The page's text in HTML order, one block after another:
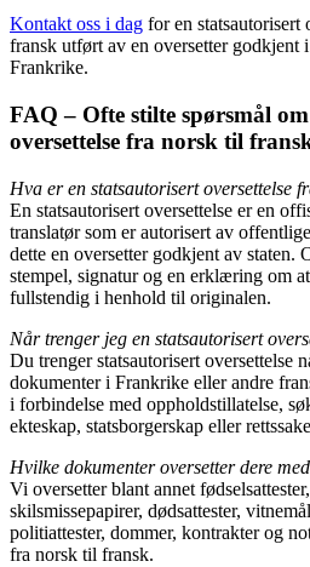
Kontakt oss i dag for en statsautorisert
fransk utført av en oversetter godkjent
Frankrike.
FAQ – Ofte stilte spørsmål
oversettelse fra norsk til
Hva er en statsautorisert oversettelse
En statsautorisert oversettelse er en
translatør som er autorisert av
dette en oversetter godkjent av staten.
stempel, signatur og en erklæring om
fullstendig i henhold til originalen.
Når trenger jeg en statsautorisert
Du trenger statsautorisert oversettelse
dokumenter i Frankrike eller andre
i forbindelse med oppholdstillatelse,
ekteskap, statsborgerskap eller
Hvilke dokumenter oversetter dere
Vi oversetter blant annet
skilsmissepapirer, dødsattester,
politiattester, dommer, kontrakter og
fra norsk til fransk.